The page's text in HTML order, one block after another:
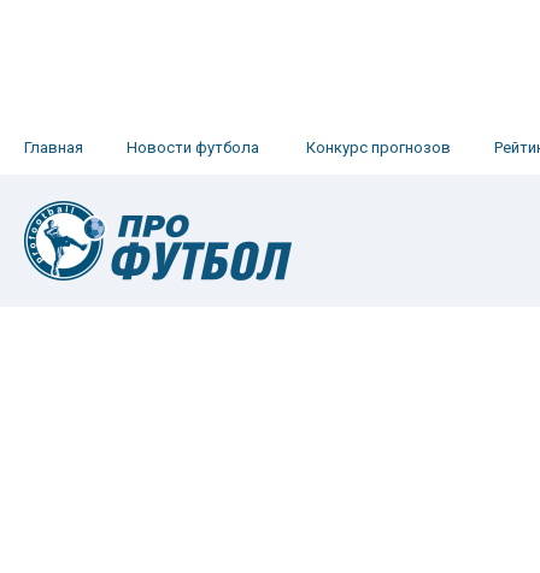
Главная Новости футбола Конкурс прогнозов